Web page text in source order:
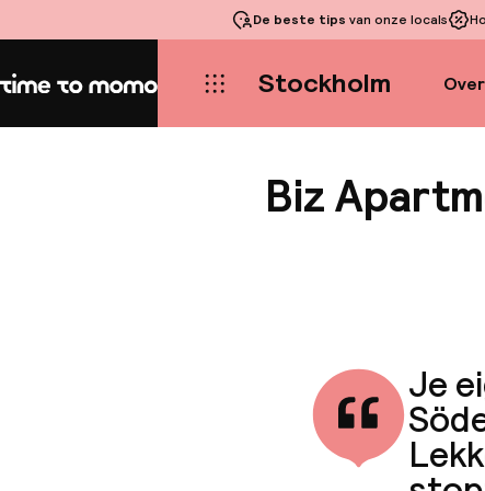
De beste tips van onze locals
Home Stockholm
Biz
Je